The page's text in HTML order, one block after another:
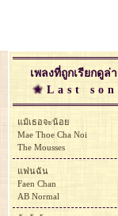
เพลงที่ถูกเรียกดูล่
Last
แม้เธอจะน้อย
Mae Thoe Cha Noi
The Mousses
แฟนฉัน
Faen Chan
AB Normal